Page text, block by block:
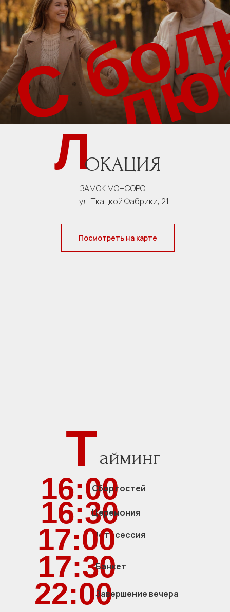
ул. Ткацкой Фабрики, 21
ЛОКАЦИЯ
ЗАМОК МОНСОРО
Посмотреть на карте
Тайминг
22:00Завершение вечера
17:30
Банкет
Фотосессия
17:00
16:30
Церемония
16:00Сбор гостей